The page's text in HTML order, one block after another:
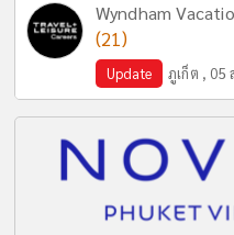
Wyndham
(21)
Update ภูเก็ต , 05